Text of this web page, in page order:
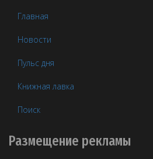
Главная
Новости
Пульс дня
Книжная лавка
Поиск
Размещение рекламы